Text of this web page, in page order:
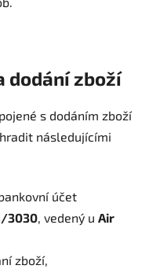
dodání zboží
s dodáním zboží
následujícími
účet
3030, vedený u Air
zboží,